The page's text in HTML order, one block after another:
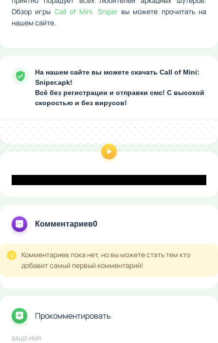
Обзор игры Call of Mini: Sniperвы можете прочитать на
нашем сайте.
На нашем сайте вы можете скачать Call of Mini:
Sniper.apk!
Всё без регистрации и отправки смс! С высокой
скоростью и без вирусов!
Комментариев0
Комментариев пока нет, но вы можете стать тем кто
добавит самый первый комментарий!
Прокомментировать
ВАШЕ ИМЯ